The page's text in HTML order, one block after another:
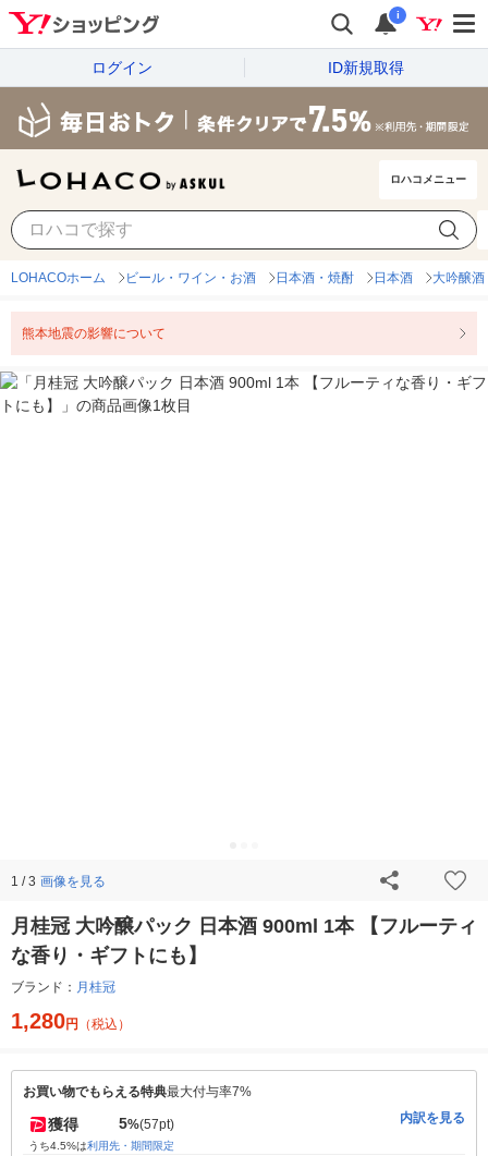
i
ログイン ID新規取得
ロハコメニュー
LOHACOホーム ビール・ワイン・お酒 日本酒・焼酎 日本酒 大吟醸酒
熊本地震の影響について
1 / 3 画像を見る
月桂冠 大吟醸パック 日本酒 900ml 1本 【フルーティ
な香り・ギフトにも】
ブランド： 月桂冠
1,280円 （税込）
お買い物でもらえる特典最大付与率7%
獲得 5%(57pt)
うち4.5%は利用先・期間限定
内訳を見る